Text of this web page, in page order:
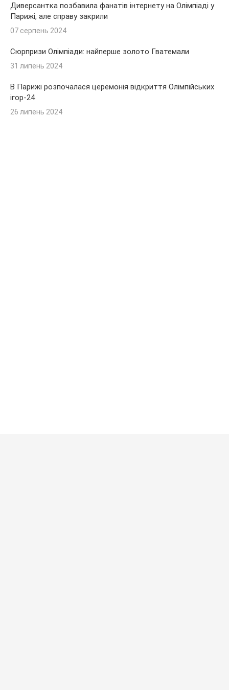
Диверсантка позбавила фанатів інтернету на Олімпіаді у
Парижі, але справу закрили
07 серпень 2024
Сюрпризи Олімпіади: найперше золото Гватемали
31 липень 2024
В Парижі розпочалася церемонія відкриття Олімпійських
ігор-24
26 липень 2024